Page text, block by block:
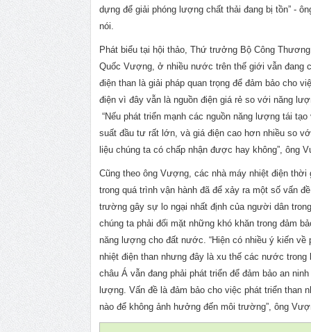
dựng để giải phóng lượng chất thải đang bị tồn” -
nói.
Phát biểu tại hội thảo, Thứ trưởng Bộ Công
Quốc Vượng, ở nhiều nước trên thế giới vẫn đang
điện than là giải pháp quan trọng để đảm bảo cho
điện vì đây vẫn là nguồn điện giá rẻ so với năng
“Nếu phát triển mạnh các nguồn năng lượng tái
suất đầu tư rất lớn, và giá điện cao hơn nhiều so
liệu chúng ta có chấp nhận được hay không”, ông
Cũng theo ông Vượng, các nhà máy nhiệt điện thời
trong quá trình vận hành đã để xảy ra một số vấn
trường gây sự lo ngại nhất định của người dân
chúng ta phải đối mặt những khó khăn trong đảm
năng lượng cho đất nước. “Hiện có nhiều ý kiến về
nhiệt điện than nhưng đây là xu thế các nước trong
châu Á vẫn đang phải phát triển để đảm bảo an ninh
lượng. Vấn đề là đảm bảo cho việc phát triển than
nào để không ảnh hưởng đến môi trường”, ông